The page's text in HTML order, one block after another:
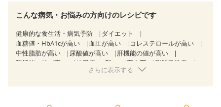
こんな病気・お悩みの方向けのレシピです
健康的な食生活・病気予防
ダイエット
血糖値・HbA1cが高い
血圧が高い
コレステロールが高い
中性脂肪が高い
尿酸値が高い
肝機能の値が高い
腎機能の値が高い
糖尿病（2型） 高血圧
脂質異常症
狭心症 心筋梗塞
さらに表示する